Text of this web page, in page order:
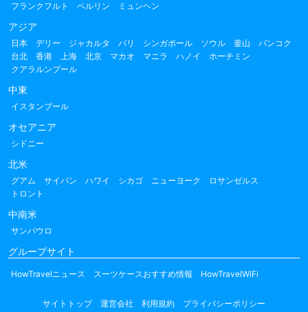
フランクフルト
ベルリン ミュンヘン
アジア
日本 デリー ジャカルタ バリ シンガポール ソウル 釜山
バンコク
台北
香港 上海 北京 マカオ マニラ ハノイ
ホーチミン
クアラルンプール
中東
イスタンブール
オセアニア
シドニー
北米
グアム サイパン ハワイ シカゴ ニューヨーク
ロサンゼルス
トロント
中南米
サンパウロ
グループサイト
HowTravelニュース スーツケースおすすめ情報 HowTravelWiFi
サイトトップ 運営会社 利用規約
プライバシーポリシー